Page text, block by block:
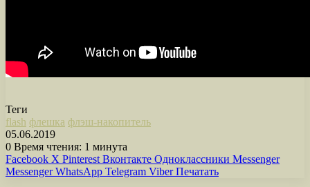
Теги
flash флешка флэш-накопитель
05.06.2019
0 Время чтения: 1 минута
Facebook X Pinterest Вконтакте Одноклассники Messenger
Messenger WhatsApp Telegram Viber Печатать